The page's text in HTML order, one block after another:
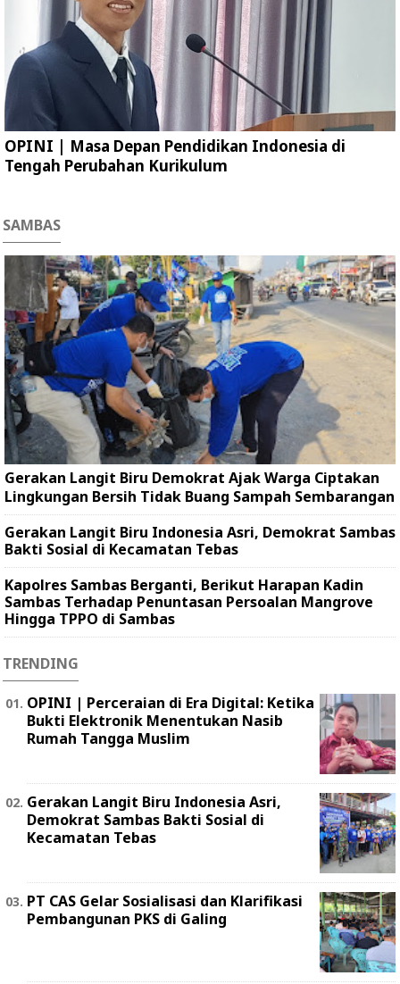
OPINI | Masa Depan Pendidikan Indonesia di
Tengah Perubahan Kurikulum
SAMBAS
Gerakan Langit Biru Demokrat Ajak Warga Ciptakan
Lingkungan Bersih Tidak Buang Sampah Sembarangan
Gerakan Langit Biru Indonesia Asri, Demokrat Sambas
Bakti Sosial di Kecamatan Tebas
Kapolres Sambas Berganti, Berikut Harapan Kadin
Sambas Terhadap Penuntasan Persoalan Mangrove
Hingga TPPO di Sambas
TRENDING
OPINI | Perceraian di Era Digital: Ketika
Bukti Elektronik Menentukan Nasib
Rumah Tangga Muslim
Gerakan Langit Biru Indonesia Asri,
Demokrat Sambas Bakti Sosial di
Kecamatan Tebas
PT CAS Gelar Sosialisasi dan Klarifikasi
Pembangunan PKS di Galing